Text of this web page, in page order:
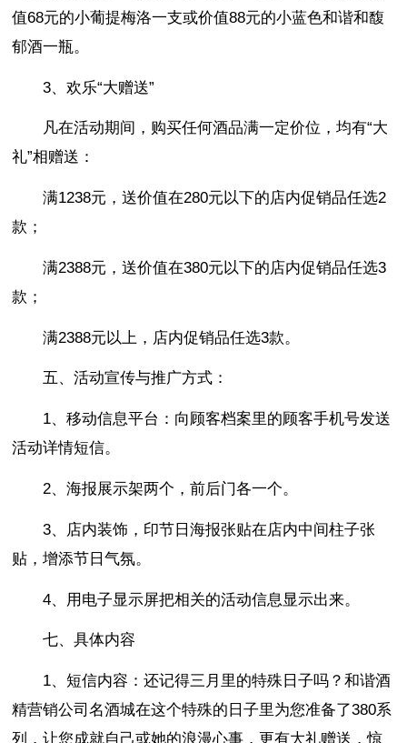
值68元的小葡提梅洛一支或价值88元的小蓝色和谐和馥
郁酒一瓶。
3、欢乐“大赠送”
凡在活动期间，购买任何酒品满一定价位，均有“大
礼”相赠送：
满1238元，送价值在280元以下的店内促销品任选2
款；
满2388元，送价值在380元以下的店内促销品任选3
款；
满2388元以上，店内促销品任选3款。
五、活动宣传与推广方式：
1、移动信息平台：向顾客档案里的顾客手机号发送
活动详情短信。
2、海报展示架两个，前后门各一个。
3、店内装饰，印节日海报张贴在店内中间柱子张
贴，增添节日气氛。
4、用电子显示屏把相关的活动信息显示出来。
七、具体内容
1、短信内容：还记得三月里的特殊日子吗？和谐酒
精营销公司名酒城在这个特殊的日子里为您准备了380系
列，让您成就自己或她的浪漫心事，更有大礼赠送，惊